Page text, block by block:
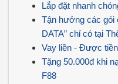
Lắp đặt nhanh
Tận hưởng các gói
DATA” chỉ có tại
Vay liền - Được
Tặng 50.000đ khi
F88